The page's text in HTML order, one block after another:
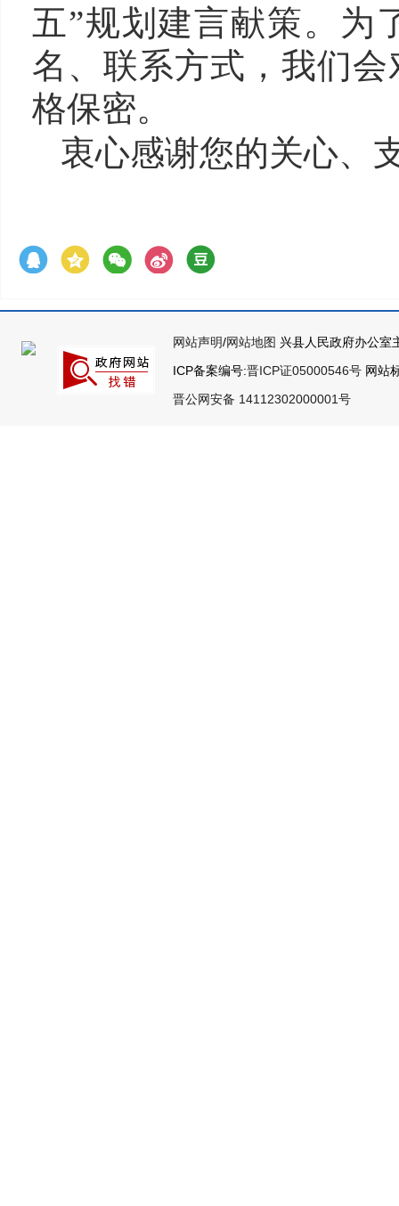
五”规划建言献策。为
名、联系方式，我们
格保密。
衷心感谢您的关心、
网站声明/网站地图 兴县人民政府办公室
ICP备案编号:晋ICP证05000546号 网站
晋公网安备 14112302000001号